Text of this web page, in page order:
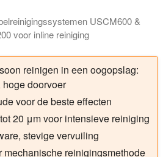
USCM600 &
voor inline reiniging
reinigen in een oogopslag:
doorvoer
voor de beste effecten
20 μm voor intensieve reiniging
stevige vervuiling
mechanische reinigingsmethode